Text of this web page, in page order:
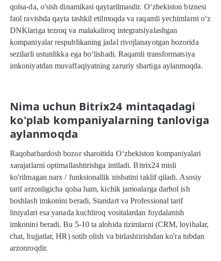
qolsa-da, o'sish dinamikasi qaytarilmasdir. O‘zbekiston biznesi
faol ravishda qayta tashkil etilmoqda va raqamli yechimlarni o‘z
DNKlariga tezroq va malakaliroq integratsiyalashgan
kompaniyalar respublikaning jadal rivojlanayotgan bozorida
sezilarli ustunlikka ega bo‘lishadi. Raqamli transformatsiya
imkoniyatdan muvaffaqiyatning zaruriy shartiga aylanmoqda.
Nima uchun Bitrix24 mintaqadagi
ko'plab kompaniyalarning tanloviga
aylanmoqda
Raqobatbardosh bozor sharoitida O‘zbekiston kompaniyalari
xarajatlarni optimallashtirishga intiladi. Bitrix24 misli
ko'rilmagan narx / funksionallik nisbatini taklif qiladi. Asosiy
tarif arzonligicha qolsa ham, kichik jamoalarga darhol ish
boshlash imkonini beradi, Standart va Professional tarif
liniyalari esa yanada kuchliroq vositalardan foydalanish
imkonini beradi. Bu 5-10 ta alohida tizimlarni (CRM, loyihalar,
chat, hujjatlar, HR) sotib olish va birlashtirishdan ko'ra tubdan
arzonroqdir.